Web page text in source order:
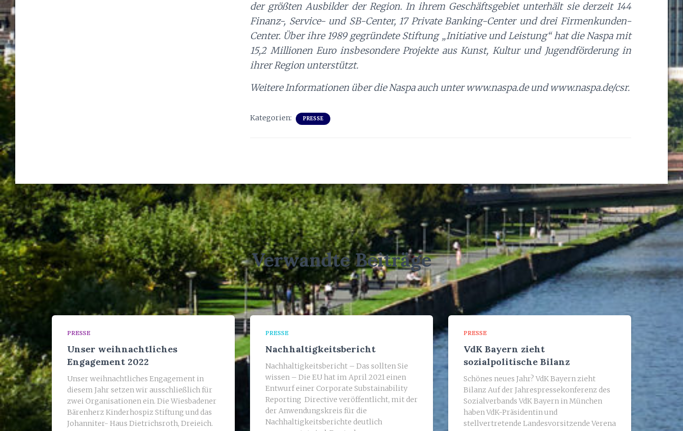
der größten Ausbilder der Region. In ihrem Geschäftsgebiet unterhält sie derzeit 144
Finanz-, Service- und SB-Center, 17 Private Banking-Center und drei Firmenkunden-
Center. Über ihre 1989 gegründete Stiftung „Initiative und Leistung“ hat die Naspa mit
15,2 Millionen Euro insbesondere Projekte aus Kunst, Kultur und Jugendförderung in
ihrer Region unterstützt.
Weitere Informationen über die Naspa auch unter www.naspa.de und www.naspa.de/csr.
Kategorien: PRESSE
Verwandte Beiträge
PRESSE
Unser weihnachtliches
Engagement 2022
Unser weihnachtliches Engagement in
diesem Jahr setzen wir ausschließlich für
zwei Organisationen ein. Die Wiesbadener
Bärenherz Kinderhospiz Stiftung und das
Johanniter- Haus Dietrichsroth, Dreieich.
PRESSE
Nachhaltigkeitsbericht
Nachhaltigkeitsbericht – Das sollten Sie
wissen – Die EU hat im April 2021 einen
Entwurf einer Corporate Substainability
Reporting Directive veröffentlicht, mit der
der Anwendungskreis für die
Nachhaltigkeitsberichte deutlich
PRESSE
VdK Bayern zieht
sozialpolitische Bilanz
Schönes neues Jahr? VdK Bayern zieht
Bilanz Auf der Jahrespressekonferenz des
Sozialverbands VdK Bayern in München
haben VdK-Präsidentin und
stellvertretende Landesvorsitzende Verena